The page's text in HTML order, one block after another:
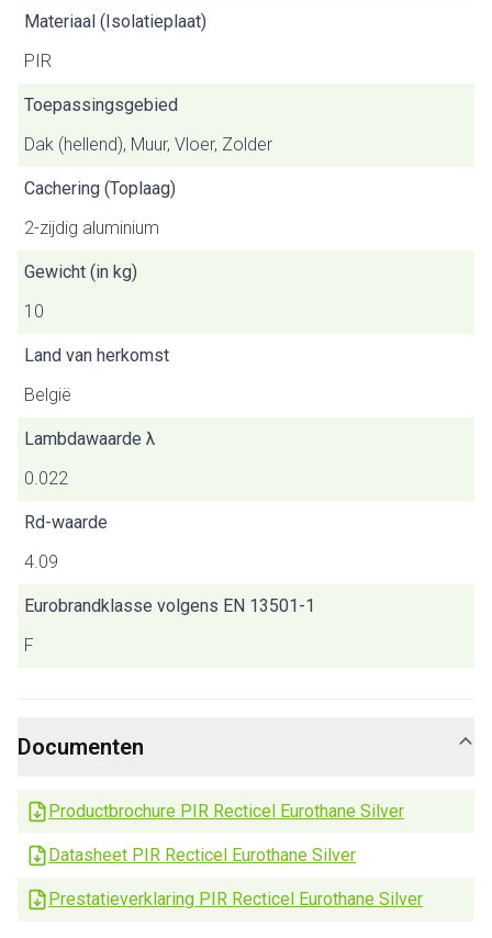
Materiaal (Isolatieplaat)
PIR
Toepassingsgebied
Dak (hellend), Muur, Vloer, Zolder
Cachering (Toplaag)
2-zijdig aluminium
Gewicht (in kg)
10
Land van herkomst
België
Lambdawaarde λ
0.022
Rd-waarde
4.09
Eurobrandklasse volgens EN 13501-1
F
Documenten
Productbrochure PIR Recticel Eurothane Silver
Datasheet PIR Recticel Eurothane Silver
Prestatieverklaring PIR Recticel Eurothane Silver